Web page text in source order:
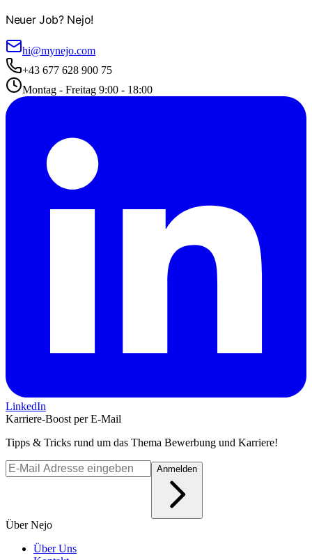
Neuer Job? Nejo!
hi@mynejo.com
+43 677 628 900 75
Montag - Freitag 9:00 - 18:00
LinkedIn
Karriere-Boost per E-Mail
Tipps & Tricks rund um das Thema Bewerbung und Karriere!
Anmelden
Über Nejo
Über Uns